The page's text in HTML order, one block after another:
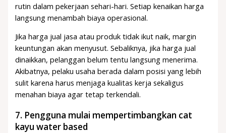
rutin dalam pekerjaan sehari-hari. Setiap kenaikan harga
langsung menambah biaya operasional.
Jika harga jual jasa atau produk tidak ikut naik, margin
keuntungan akan menyusut. Sebaliknya, jika harga jual
dinaikkan, pelanggan belum tentu langsung menerima.
Akibatnya, pelaku usaha berada dalam posisi yang lebih
sulit karena harus menjaga kualitas kerja sekaligus
menahan biaya agar tetap terkendali.
7. Pengguna mulai mempertimbangkan cat
kayu water based